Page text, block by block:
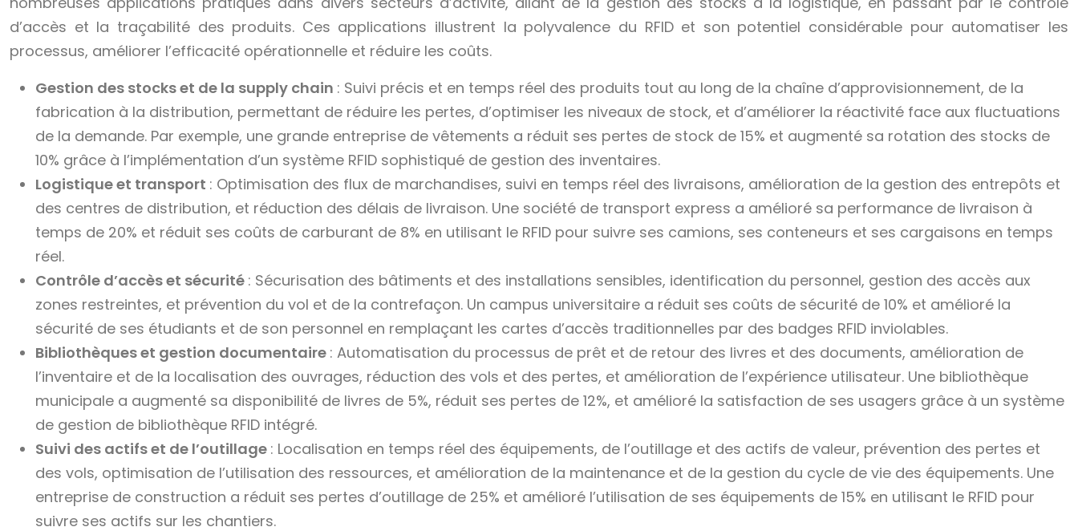
d’accès et la traçabilité des produits. Ces applications illustrent la polyvalence du RFID et son potentiel considérable pour automatiser les
processus, améliorer l’efficacité opérationnelle et réduire les coûts.
Gestion des stocks et de la supply chain : Suivi précis et en temps réel des produits tout au long de la chaîne d’approvisionnement, de la
fabrication à la distribution, permettant de réduire les pertes, d’optimiser les niveaux de stock, et d’améliorer la réactivité face aux fluctuations
de la demande. Par exemple, une grande entreprise de vêtements a réduit ses pertes de stock de 15% et augmenté sa rotation des stocks de
10% grâce à l’implémentation d’un système RFID sophistiqué de gestion des inventaires.
Logistique et transport : Optimisation des flux de marchandises, suivi en temps réel des livraisons, amélioration de la gestion des entrepôts et
des centres de distribution, et réduction des délais de livraison. Une société de transport express a amélioré sa performance de livraison à
temps de 20% et réduit ses coûts de carburant de 8% en utilisant le RFID pour suivre ses camions, ses conteneurs et ses cargaisons en temps
réel.
Contrôle d’accès et sécurité : Sécurisation des bâtiments et des installations sensibles, identification du personnel, gestion des accès aux
zones restreintes, et prévention du vol et de la contrefaçon. Un campus universitaire a réduit ses coûts de sécurité de 10% et amélioré la
sécurité de ses étudiants et de son personnel en remplaçant les cartes d’accès traditionnelles par des badges RFID inviolables.
Bibliothèques et gestion documentaire : Automatisation du processus de prêt et de retour des livres et des documents, amélioration de
l’inventaire et de la localisation des ouvrages, réduction des vols et des pertes, et amélioration de l’expérience utilisateur. Une bibliothèque
municipale a augmenté sa disponibilité de livres de 5%, réduit ses pertes de 12%, et amélioré la satisfaction de ses usagers grâce à un système
de gestion de bibliothèque RFID intégré.
Suivi des actifs et de l’outillage : Localisation en temps réel des équipements, de l’outillage et des actifs de valeur, prévention des pertes et
des vols, optimisation de l’utilisation des ressources, et amélioration de la maintenance et de la gestion du cycle de vie des équipements. Une
entreprise de construction a réduit ses pertes d’outillage de 25% et amélioré l’utilisation de ses équipements de 15% en utilisant le RFID pour
suivre ses actifs sur les chantiers.